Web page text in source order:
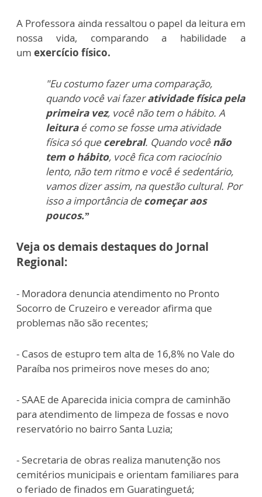
A Professora ainda ressaltou o papel da leitura em
nossa vida, comparando a habilidade a
um exercício físico.
"Eu costumo fazer uma comparação,
quando você vai fazeratividade física pela
primeira vez, você não tem o hábito. A
leitura é como se fosse uma atividade
física só que cerebral. Quando vocênão
tem o hábito, você fica com raciocínio
lento, não tem ritmo e você é sedentário,
vamos dizer assim, na questão cultural. Por
isso a importância de começar aos
poucos.”
Veja os demais destaques do Jornal
Regional:
- Moradora denuncia atendimento no Pronto
Socorro de Cruzeiro e vereador afirma que
problemas não são recentes;
- Casos de estupro tem alta de 16,8% no Vale do
Paraíba nos primeiros nove meses do ano;
- SAAE de Aparecida inicia compra de caminhão
para atendimento de limpeza de fossas e novo
reservatório no bairro Santa Luzia;
- Secretaria de obras realiza manutenção nos
cemitérios municipais e orientam familiares para
o feriado de finados em Guaratinguetá;